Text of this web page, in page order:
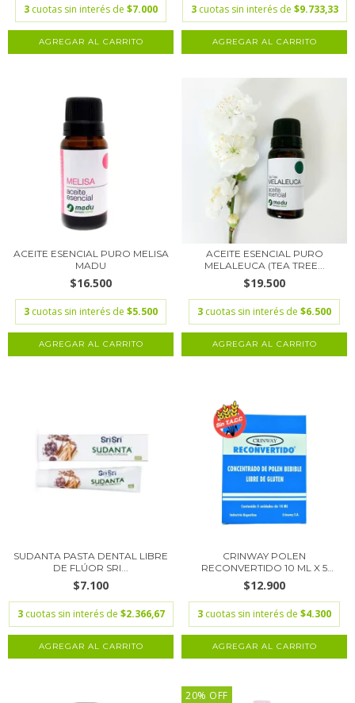
3 cuotas sin interés de $7.000 3 cuotas sin interés de $9.733,33
ACEITE ESENCIAL PURO MELISA
MADU
$16.500
3 cuotas sin interés de $5.500
ACEITE ESENCIAL PURO
MELALEUCA (TEA TREE...
$19.500
3 cuotas sin interés de $6.500
SUDANTA PASTA DENTAL LIBRE
DE FLÚOR SRI...
$7.100
3 cuotas sin interés de $2.366,67
CRINWAY POLEN
RECONVERTIDO 10 ML X 5
AMP...
$12.900
3 cuotas sin interés de $4.300
20% OFF